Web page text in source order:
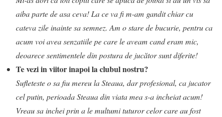
aiba parte de asa ceva! La ce va fi m-am gandit chiar cu
cateva zile inainte sa semnez. Am o stare de bucurie, pentru ca
acum voi avea senzatiile pe care le aveam cand eram mic,
deoarece sentimentele din postura de jucător sunt diferite!
Te vezi in viitor inapoi la clubul nostru?
Sufleteste o sa fiu mereu la Steaua, dar profesional, ca jucator
cel putin, perioada Steaua din viata mea s-a incheiat acum!
Vreau sa inchei prin a le multumi tuturor celor care au fost